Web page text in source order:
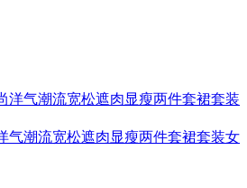
气潮流宽松遮肉显瘦两件套裙套装女